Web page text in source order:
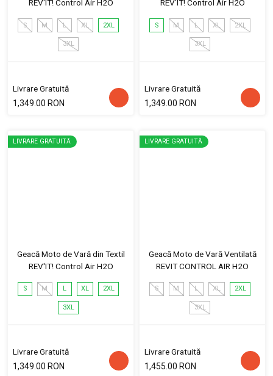
REV'IT! Control Air H2O
S M L XL 2XL
3XL
Livrare Gratuită
1,349.00 RON
REV'IT! Control Air H2O
S M L XL 2XL
3XL
Livrare Gratuită
1,349.00 RON
LIVRARE GRATUITĂ
Geacă Moto de Vară din Textil
REV'IT! Control Air H2O
S M L XL 2XL
3XL
Livrare Gratuită
1,349.00 RON
LIVRARE GRATUITĂ
Geacă Moto de Vară Ventilată
REVIT CONTROL AIR H2O
S M L XL 2XL
3XL
Livrare Gratuită
1,455.00 RON